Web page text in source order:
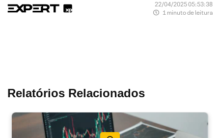
22/04/2025 05:53:38
1 minuto de leitura
Relatórios Relacionados